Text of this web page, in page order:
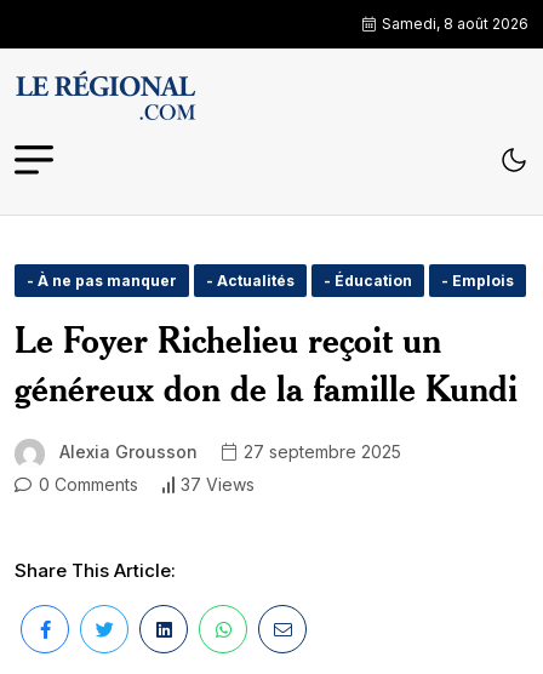
Samedi, 8 août 2026
- À ne pas manquer - Actualités - Éducation - Emplois
Le Foyer Richelieu reçoit un
généreux don de la famille Kundi
Alexia Grousson
27 septembre 2025
0 Comments
37 Views
Share This Article: